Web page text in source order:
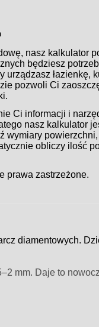
nasz kalkulator
będziesz
urządzasz łazienkę,
pozwoli Ci
Ci informacji i
nasz kalkulator
wymiary
obliczy ilość
prawa zastrzeżone.
diamentowych.
mm. Daje to